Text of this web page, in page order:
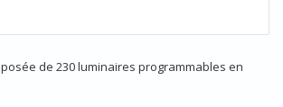
de 230 luminaires programmables en